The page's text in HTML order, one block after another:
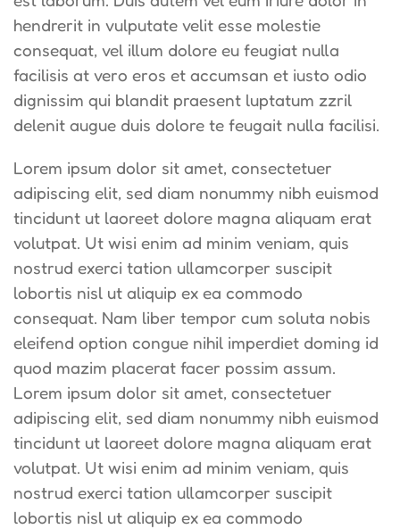
hendrerit in vulputate velit esse molestie
consequat, vel illum dolore eu feugiat nulla
facilisis at vero eros et accumsan et iusto odio
dignissim qui blandit praesent luptatum zzril
delenit augue duis dolore te feugait nulla facilisi.
Lorem ipsum dolor sit amet, consectetuer
adipiscing elit, sed diam nonummy nibh euismod
tincidunt ut laoreet dolore magna aliquam erat
volutpat. Ut wisi enim ad minim veniam, quis
nostrud exerci tation ullamcorper suscipit
lobortis nisl ut aliquip ex ea commodo
consequat. Nam liber tempor cum soluta nobis
eleifend option congue nihil imperdiet doming id
quod mazim placerat facer possim assum.
Lorem ipsum dolor sit amet, consectetuer
adipiscing elit, sed diam nonummy nibh euismod
tincidunt ut laoreet dolore magna aliquam erat
volutpat. Ut wisi enim ad minim veniam, quis
nostrud exerci tation ullamcorper suscipit
lobortis nisl ut aliquip ex ea commodo